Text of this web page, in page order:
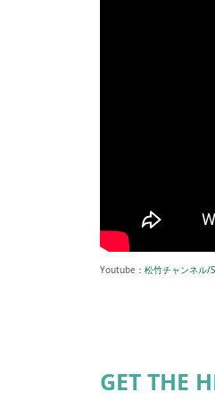
Youtube： 松竹チャンネル/
GET THE